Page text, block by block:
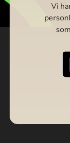
Vi